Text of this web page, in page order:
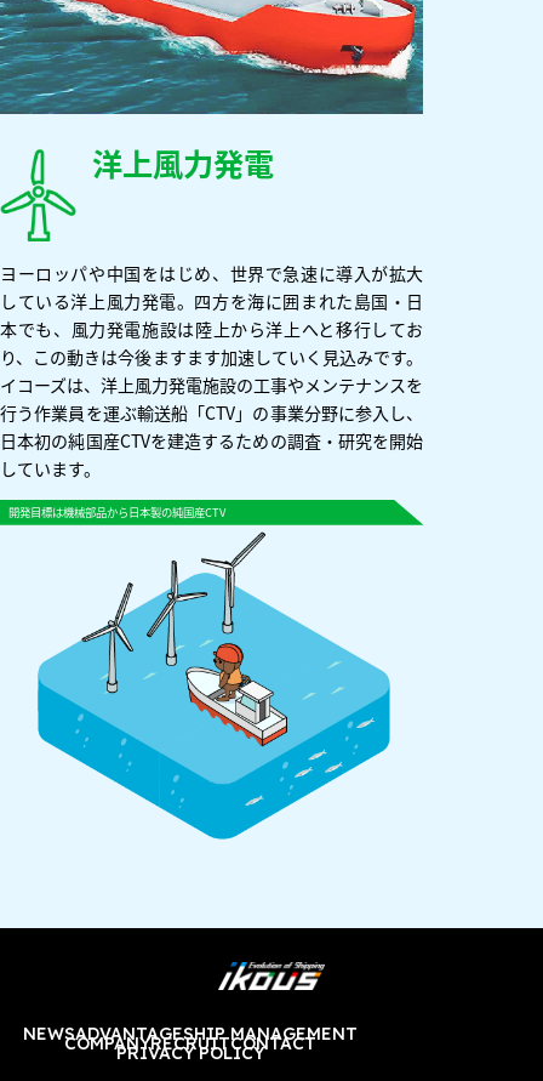
洋上風力発電
ヨーロッパや中国をはじめ、世界で急速に導入が拡大
している洋上風力発電。四方を海に囲まれた島国・日
本でも、風力発電施設は陸上から洋上へと移行してお
り、この動きは今後ますます加速していく見込みです。
イコーズは、洋上風力発電施設の工事やメンテナンスを
行う作業員を運ぶ輸送船「CTV」の事業分野に参入し、
日本初の純国産CTVを建造するための調査・研究を開始
しています。
開発目標は機械部品から日本製の純国産CTV
NEWSADVANTAGESHIP MANAGEMENT
COMPANYRECRUITCONTACT
PRIVACY POLICY